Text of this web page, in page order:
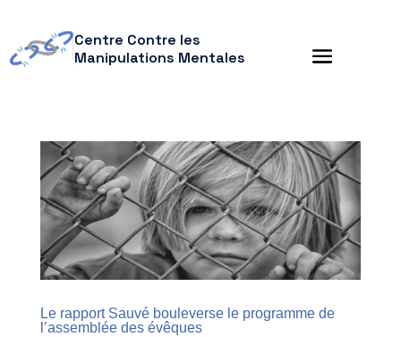
Centre Contre les
Manipulations Mentales
Le rapport Sauvé bouleverse le programme de
l’assemblée des évêques